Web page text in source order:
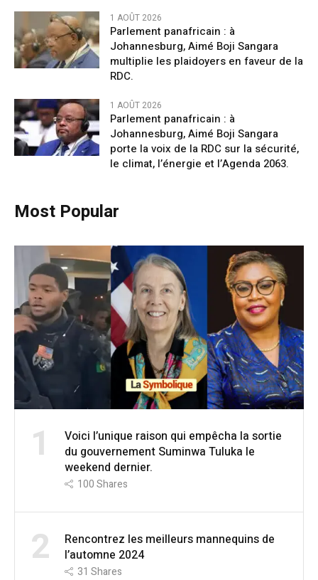
1 AOÛT 2026
Parlement panafricain : à
Johannesburg, Aimé Boji Sangara
multiplie les plaidoyers en faveur de la
RDC.
1 AOÛT 2026
Parlement panafricain : à
Johannesburg, Aimé Boji Sangara
porte la voix de la RDC sur la sécurité,
le climat, l’énergie et l’Agenda 2063.
Most Popular
1
Voici l’unique raison qui empêcha la sortie
du gouvernement Suminwa Tuluka le
weekend dernier.
100Shares
2
Rencontrez les meilleurs mannequins de
l’automne 2024
31 Shares